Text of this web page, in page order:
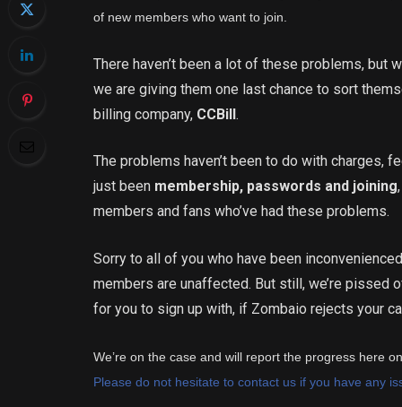
of new members who want to join.
There haven’t been a lot of these problems,
we are giving them one last chance to sort
billing company, CCBill.
The problems haven’t been to do with charges,
just been membership, passwords and joining
members and fans who’ve had these problems.
Sorry to all of you who have been
members are unaffected. But still, we’re pissed
for you to sign up with, if Zombaio rejects your
We’re on the case and will report the progress here
Please do not hesitate to contact us if you have any